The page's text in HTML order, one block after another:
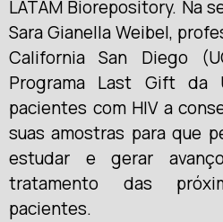
LATAM Biorepository. Na
Sara Gianella Weibel,
California San Diego
Programa Last Gift da
pacientes com HIV a
suas amostras para que
estudar e gerar
tratamento das
pacientes.